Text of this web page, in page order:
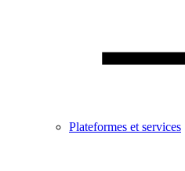
Plateformes et services